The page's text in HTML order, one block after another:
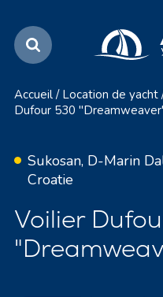
Accueil / Location de yacht
Dufour 530
Sukosan, D-Marin
Croatie
Voilier